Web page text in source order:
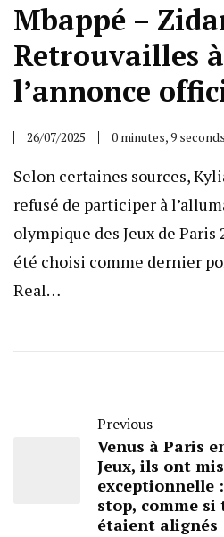
Mbappé –
Retrouvailles
l’annonce
26/07/2025 0 minutes, 9
Selon certaines sources,
refusé de participer à
olympique des Jeux de Paris
été choisi comme dernier
Real…
Previous
Venus à Paris
Jeux, ils ont
exceptionnelle
stop, comme si
étaient alignés